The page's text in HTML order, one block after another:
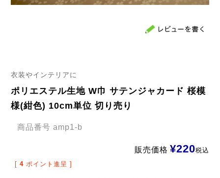
衣装やインテリアに
ポリエステル生地 W巾 サテンジャカード 桜模
様(紺色) 10cm単位 切り売り
商品番号 amp1-b
販売価格 ¥220税込
[ 4 ポイント進呈 ]